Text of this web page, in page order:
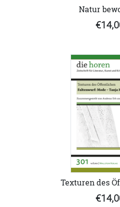
Natur
Texturen des